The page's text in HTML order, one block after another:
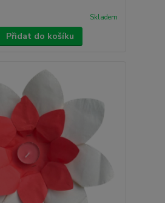
Skladem
Přidat do košíku